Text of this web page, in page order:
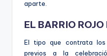
aparte.
EL BARRIO ROJO
El tipo que contrata
previos a la